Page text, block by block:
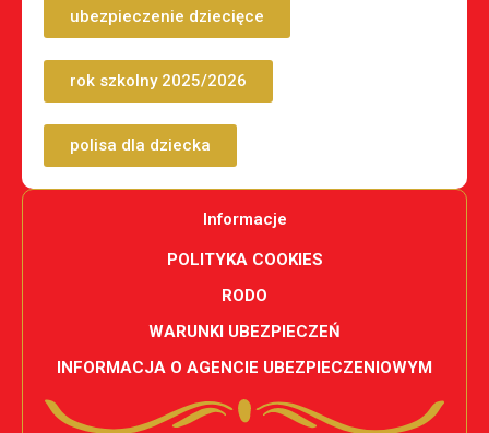
ubezpieczenie dziecięce
rok szkolny 2025/2026
polisa dla dziecka
Informacje
POLITYKA COOKIES
RODO
WARUNKI UBEZPIECZEŃ
INFORMACJA O AGENCIE UBEZPIECZENIOWYM